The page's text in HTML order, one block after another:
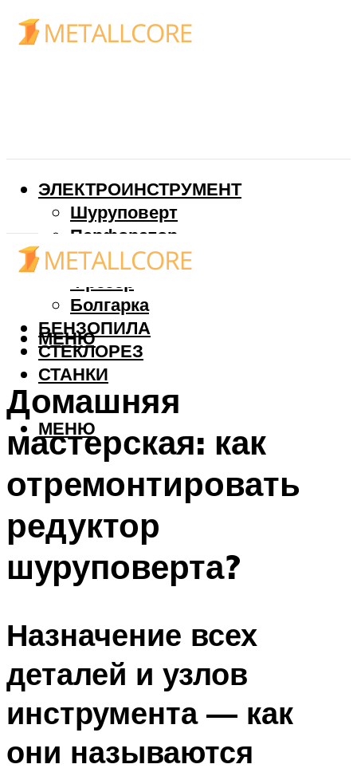
ЭЛЕКТРОИНСТРУМЕНТ
Шуруповерт
Перфоратор
Дрель
Фрезер
Болгарка
БЕНЗОПИЛА
СТЕКЛОРЕЗ
СТАНКИ
МЕНЮ
МЕНЮ
Домашняя
мастерская: как
отремонтировать
редуктор
шуруповерта?
Назначение всех
деталей и узлов
инструмента — как
они называются